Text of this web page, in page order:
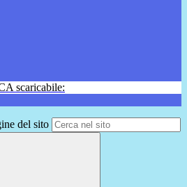
scaricabile:
del sito